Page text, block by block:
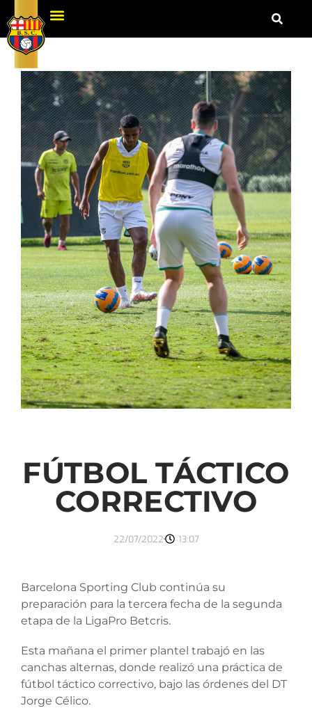
FÚTBOL TÁCTICO
CORRECTIVO
22/07/2022 13:07
Barcelona Sporting Club continúa su
preparación para la tercera fecha de la segunda
etapa de la LigaPro Betcris.
Esta mañana el primer plantel trabajó en las
canchas alternas, donde realizó una práctica de
fútbol táctico correctivo, bajo las órdenes del DT
Jorge Célico.